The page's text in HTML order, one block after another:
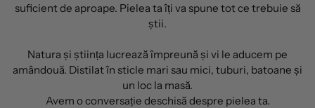
suficient de aproape. Pielea ta îți va spune tot ce trebuie să
știi.
Natura și știința lucrează împreună și vi le aducem pe
amândouă. Distilat în sticle mari sau mici, tuburi, batoane și
un loc la masă.
Avem o conversație deschisă despre pielea ta.